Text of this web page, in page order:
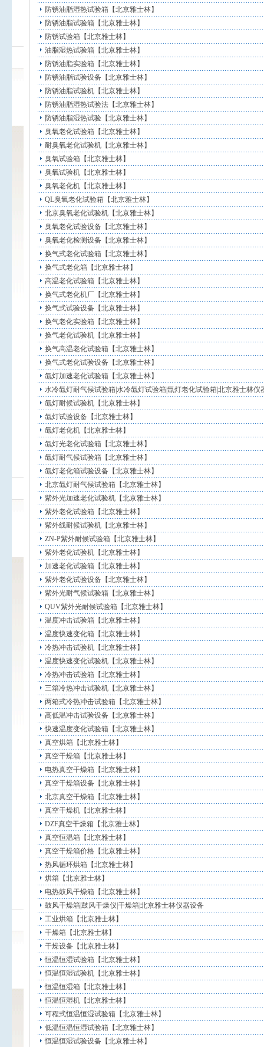
防锈油脂湿热试验箱【北京雅士林】
防锈油脂试验箱【北京雅士林】
防锈试验箱【北京雅士林】
油脂湿热试验箱【北京雅士林】
防锈油脂实验箱【北京雅士林】
防锈油脂试验设备【北京雅士林】
防锈油脂试验机【北京雅士林】
防锈油脂湿热试验法【北京雅士林】
防锈油脂湿热试验【北京雅士林】
臭氧老化试验箱【北京雅士林】
耐臭氧老化试验机【北京雅士林】
臭氧试验箱【北京雅士林】
臭氧试验机【北京雅士林】
臭氧老化机【北京雅士林】
QL臭氧老化试验箱【北京雅士林】
北京臭氧老化试验机【北京雅士林】
臭氧老化试验设备【北京雅士林】
臭氧老化检测设备【北京雅士林】
换气式老化试验箱【北京雅士林】
换气式老化箱【北京雅士林】
高温老化试验箱【北京雅士林】
换气式老化机厂【北京雅士林】
换气式试验设备【北京雅士林】
换气老化实验箱【北京雅士林】
换气老化试验机【北京雅士林】
换气高温老化试验箱【北京雅士林】
换气式老化试验设备【北京雅士林】
氙灯加速老化试验箱【北京雅士林】
水冷氙灯耐气候试验箱|水冷氙灯试验箱|氙灯老化试验箱|北京雅士林仪
氙灯耐候试验机【北京雅士林】
氙灯试验设备【北京雅士林】
氙灯老化机【北京雅士林】
氙灯光老化试验箱【北京雅士林】
氙灯耐气候试验箱【北京雅士林】
氙灯老化箱试验设备【北京雅士林】
北京氙灯耐气候试验箱【北京雅士林】
紫外光加速老化试验机【北京雅士林】
紫外老化试验箱【北京雅士林】
紫外线耐候试验机【北京雅士林】
ZN-P紫外耐候试验箱【北京雅士林】
紫外老化试验机【北京雅士林】
加速老化试验箱【北京雅士林】
紫外老化试验设备【北京雅士林】
紫外光耐气候试验箱【北京雅士林】
QUV紫外光耐候试验箱【北京雅士林】
温度冲击试验箱【北京雅士林】
温度快速变化箱【北京雅士林】
冷热冲击试验机【北京雅士林】
温度快速变化试验机【北京雅士林】
冷热冲击试验箱【北京雅士林】
三箱冷热冲击试验机【北京雅士林】
两箱式冷热冲击试验箱【北京雅士林】
高低温冲击试验设备【北京雅士林】
快速温度变化试验箱【北京雅士林】
真空烘箱【北京雅士林】
真空干燥箱【北京雅士林】
电热真空干燥箱【北京雅士林】
真空干燥箱设备【北京雅士林】
北京真空干燥箱【北京雅士林】
真空干燥机【北京雅士林】
DZF真空干燥箱【北京雅士林】
真空恒温箱【北京雅士林】
真空干燥箱价格【北京雅士林】
热风循环烘箱【北京雅士林】
烘箱【北京雅士林】
电热鼓风干燥箱【北京雅士林】
鼓风干燥箱|鼓风干燥仪|干燥箱|北京雅士林仪器设备
工业烘箱【北京雅士林】
干燥箱【北京雅士林】
干燥设备【北京雅士林】
恒温恒湿试验箱【北京雅士林】
恒温恒湿试验机【北京雅士林】
恒温恒湿箱【北京雅士林】
恒温恒湿机【北京雅士林】
可程式恒温恒湿试验箱【北京雅士林】
低温恒温恒湿试验箱【北京雅士林】
恒温恒湿试验设备【北京雅士林】